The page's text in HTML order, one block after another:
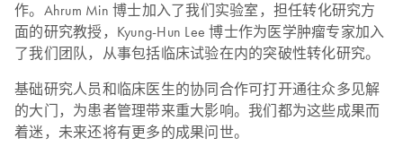
作。Ahrum Min 博士加入了我们实验室，担任转化研究方
面的研究教授，Kyung-Hun Lee 博士作为医学肿瘤专家加入
了我们团队，从事包括临床试验在内的突破性转化研究。
基础研究人员和临床医生的协同合作可打开通往众多见解
的大门，为患者管理带来重大影响。我们都为这些成果而
着迷，未来还将有更多的成果问世。